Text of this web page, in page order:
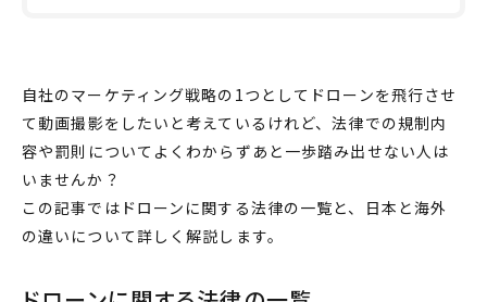
自社のマーケティング戦略の1つとして ドローンを飛行させ
て動画撮影をしたいと考えているけれど、法律での規制内
容や罰則 についてよくわからずあと一歩踏み出せない人は
いませんか？
この記事では ドローン に関する法律の一覧と、 日本 と海外
の違いについて詳しく解説します。